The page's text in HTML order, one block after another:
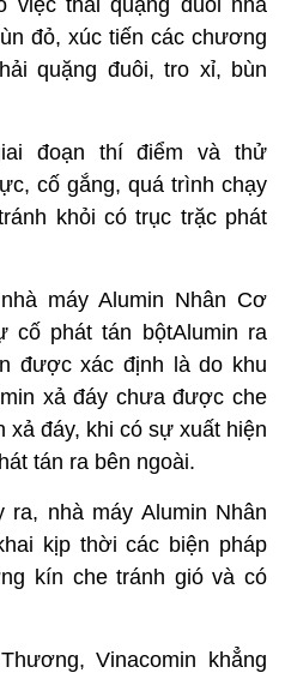
việc thải quặng đuôi nhà
đỏ, xúc tiến các chương
quặng đuôi, tro xỉ, bùn
đoạn thí điểm và thử
cố gắng, quá trình chạy
khỏi có trục trặc phát
máy Alumin Nhân Cơ
cố phát tán bộtAlumin ra
được xác định là do khu
xả đáy chưa được che
xả đáy, khi có sự xuất hiện
tán ra bên ngoài.
nhà máy Alumin Nhân
kịp thời các biện pháp
kín che tránh gió và có
Vinacomin khẳng